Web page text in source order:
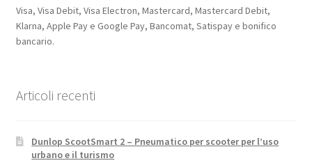
Visa, Visa Debit, Visa Electron, Mastercard, Mastercard Debit,
Klarna, Apple Pay e Google Pay, Bancomat, Satispay e bonifico
bancario.
Articoli recenti
Dunlop ScootSmart 2 – Pneumatico per scooter per l’uso
urbano e il turismo